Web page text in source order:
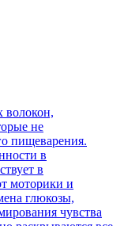
волокон,
не
пищеварения.
в
в
моторики и
глюкозы,
чувства